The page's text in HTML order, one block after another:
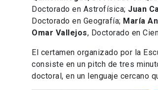
Doctorado en Astrofísica; Juan
Doctorado en Geografía; María
Omar Vallejos, Doctorado en
El certamen organizado por la
consiste en un pitch de tres
doctoral, en un lenguaje cercano